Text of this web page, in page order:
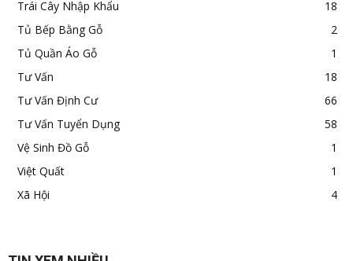
Trái Cây Nhập Khẩu
18
Tủ Bếp Bằng Gỗ
2
Tủ Quần Áo Gỗ
1
Tư Vấn
18
Tư Vấn Định Cư
66
Tư Vấn Tuyển Dụng
58
Vệ Sinh Đồ Gỗ
1
Việt Quất
1
Xã Hội
4